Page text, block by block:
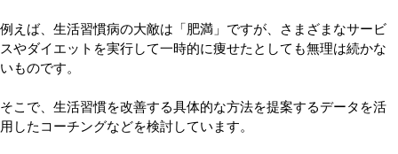
例えば、生活習慣病の大敵は「肥満」ですが、さまざまなサービ
スやダイエットを実行して一時的に痩せたとしても無理は続かな
いものです。
そこで、生活習慣を改善する具体的な方法を提案するデータを活
用したコーチングなどを検討しています。